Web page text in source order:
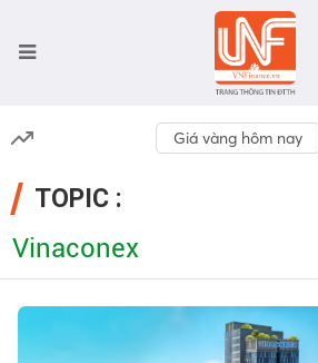
Giá vàng hôm nay
TOPIC :
Vinaconex